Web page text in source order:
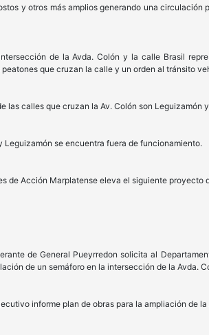
y otros más amplios generando una
de la Avda. Colón y la calle Brasil
que cruzan la calle y un orden al tránsito
las calles que cruzan la Av. Colón son Leguizamón
Leguizamón se encuentra fuera de funcionamiento.
de Acción Marplatense eleva el siguiente proyecto
de General Pueyrredon solicita al
de un semáforo en la intersección de la Avda.
informe plan de obras para la ampliación de